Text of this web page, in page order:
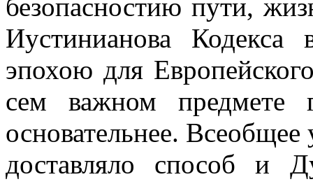
безопасностию пути,
Иустинианова
эпохою для
сем важном предмете
основательнее. Всеобщее
доставляло способ и